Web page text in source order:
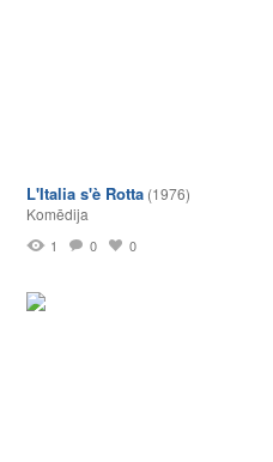
L'Italia s'è Rotta (1976)
Komēdija
1 0 0